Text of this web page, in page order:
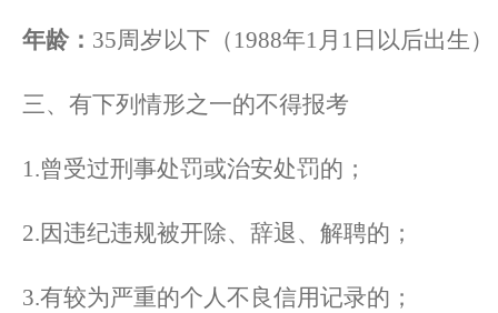
年龄： 35周岁以下（1988年1月1日以后出生）
三、有下列情形之一的不得报考
1.曾受过刑事处罚或治安处罚的；
2.因违纪违规被开除、辞退、解聘的；
3.有较为严重的个人不良信用记录的；